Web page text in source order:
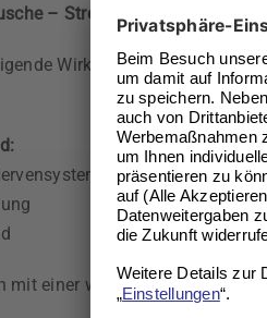
– Stress einfach abwaschen
Wirkung auf den Körper
mit einer warmen Dusche und